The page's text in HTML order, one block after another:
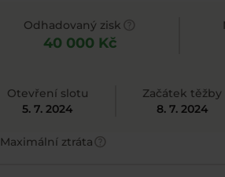
Odhadovaný zisk
40 000 Kč
Otevření slotu
5. 7. 2024
Začátek těžby
8. 7. 2024
Maximální ztrátahelp